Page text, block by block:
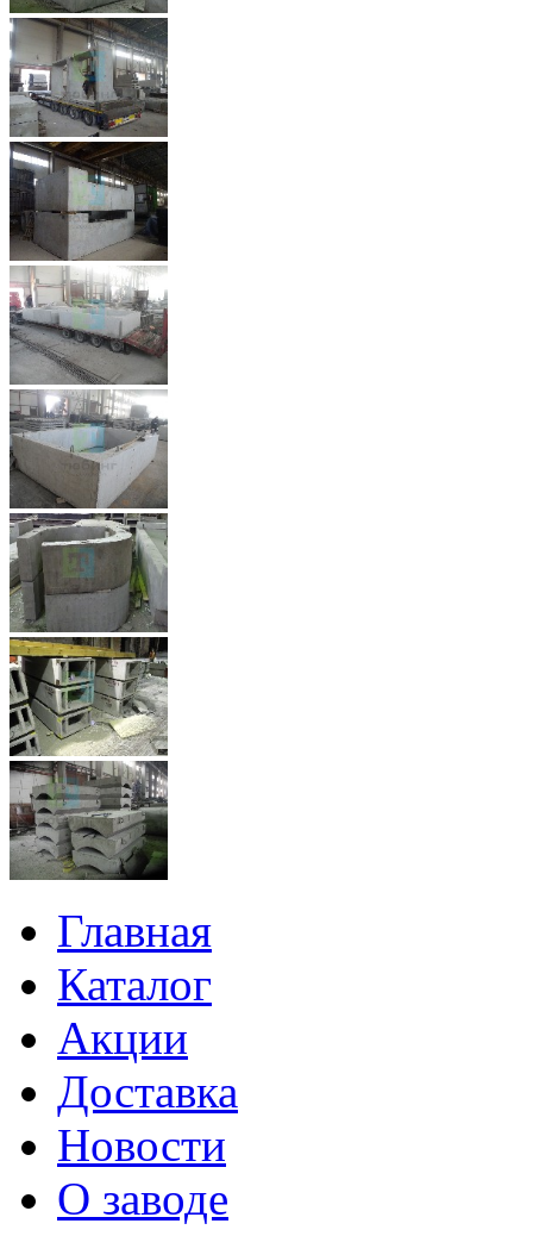
Главная
Каталог
Акции
Доставка
Новости
О заводе